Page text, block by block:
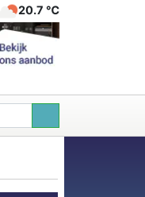
20.7 ℃